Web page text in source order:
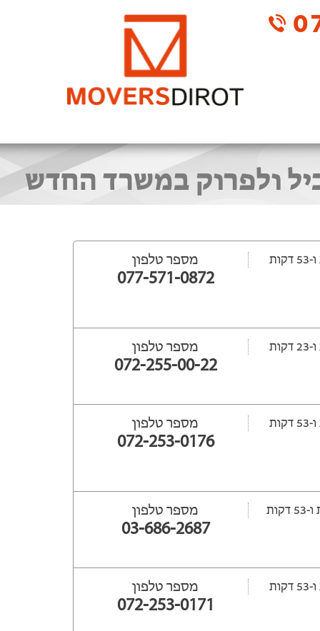
ולפרוק במשרד החדש
מספר טלפון
077-571-0872
מספר טלפון
072-255-00-22
מספר טלפון
072-253-0176
מספר טלפון
03-686-2687
מספר טלפון
072-253-0171